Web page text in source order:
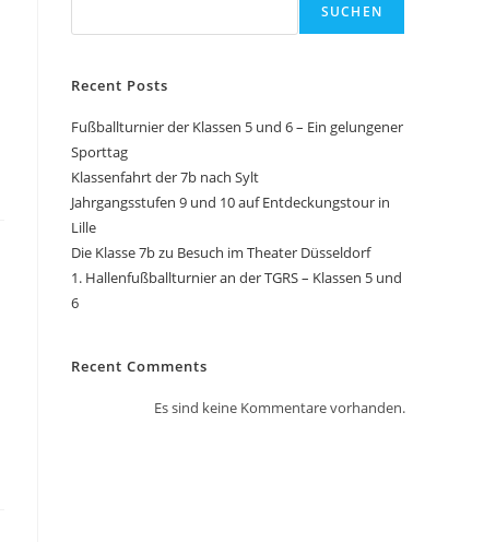
SUCHEN
Recent Posts
Fußballturnier der Klassen 5 und 6 – Ein gelungener
Sporttag
Klassenfahrt der 7b nach Sylt
Jahrgangsstufen 9 und 10 auf Entdeckungstour in
Lille
Die Klasse 7b zu Besuch im Theater Düsseldorf
1. Hallenfußballturnier an der TGRS – Klassen 5 und
6
Recent Comments
Es sind keine Kommentare vorhanden.